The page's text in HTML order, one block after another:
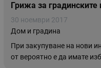
Грижа за градинските
30 ноември 2017
Дом и градина
При закупуване на нови
от вероятно е да имате